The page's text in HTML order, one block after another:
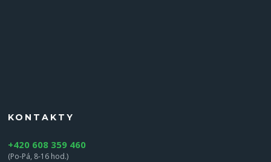
KONTAKTY
+420 608 359 460
(Po-Pá, 8-16 hod.)